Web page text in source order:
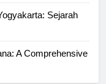
Sejarah
A Comprehensive